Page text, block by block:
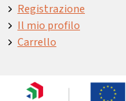
Registrazione
Il mio profilo
Carrello